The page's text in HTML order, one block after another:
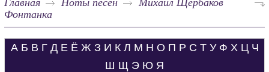
Фонтанка
А Б В Г Д Е Ё Ж З И К Л М Н О П Р С Т У Ф Х Ц Ч
Ш Щ Э Ю Я